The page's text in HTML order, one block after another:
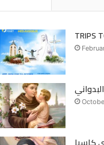
TRIPS